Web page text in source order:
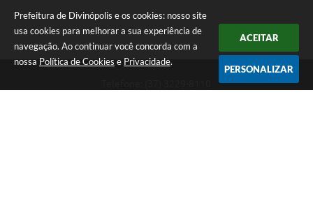
Prefeitura de Divinópolis e os cookies: nosso site
usa cookies para melhorar a sua experiência de
navegação. Ao continuar você concorda com a
nossa Política de Cookies e Privacidade.
ACEITAR
PERSONALIZAR